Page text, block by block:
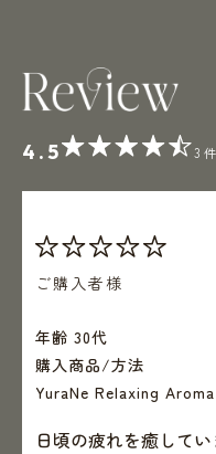
エン酸
ます。
（１）使用中に赤み、はれ
（２）使用したお肌に、直
でください。
4.5 3件
ご購入者様
年齢 30代
購入商品/方法
YuraNe Relaxing
日頃の疲れを癒して